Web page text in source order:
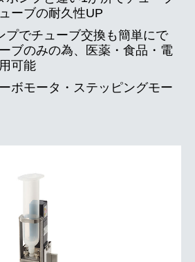
ーブの耐久性UP
プでチューブ交換も簡単にで
ブのみの為、医薬・食品・電
可能
ボモータ・ステッピングモー